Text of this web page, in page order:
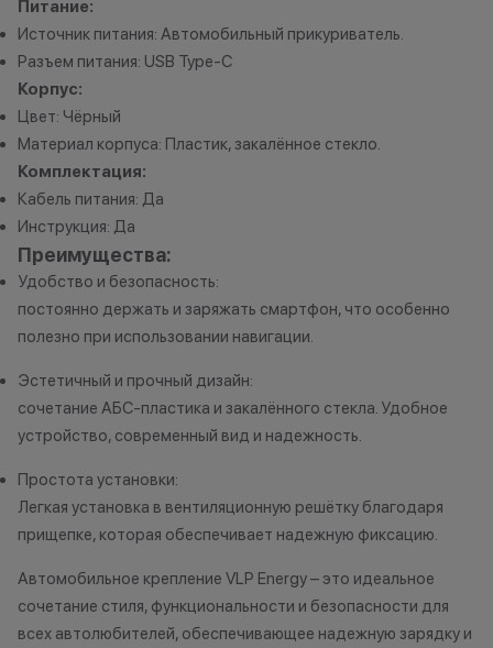
публичной офертой. Актуальную
стоимость товаров уточняйте в
нашем колл-центре.
*Акции и бонусы не суммируются.
*Данная акция не является
публичной офертой и носит
исключительно информационный
право отказать в заключении
договора купли-продажи по
причинам (отсутствие товара,
нарушение правил акции, иные
обоснованные причины).
усмотрение имеет право
изменить условия акции в
одностороннем порядке.
Остались вопросы?
Напишите нам в
Питание:
Источник питания: Автомобильный прикуриватель.
Разъем питания: USB Type-C
Корпус:
Цвет: Чёрный
Материал корпуса: Пластик, закалённое стекло.
Комплектация:
Кабель питания: Да
Инструкция: Да
Преимущества:
Удобство и безопасность:
постоянно держать и заряжать смартфон, что особенно
полезно при использовании навигации.
Эстетичный и прочный дизайн:
сочетание АБС-пластика и закалённого стекла. Удобное
устройство, современный вид и надежность.
Простота установки:
Легкая установка в вентиляционную решётку благодаря
прищепке, которая обеспечивает надежную фиксацию.
Автомобильное крепление VLP Energy – это идеальное
сочетание стиля, функциональности и безопасности для
всех автолюбителей, обеспечивающее надежную зарядку и